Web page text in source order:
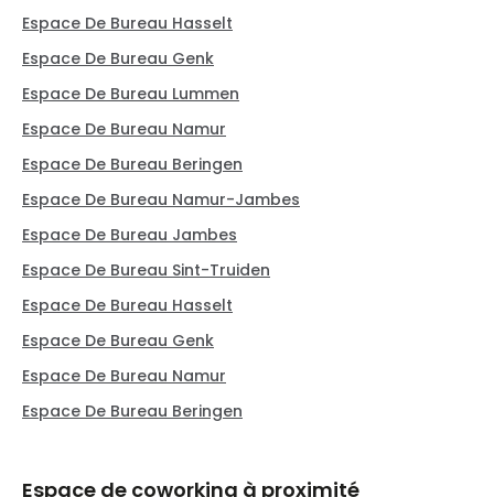
Espace De Bureau Hasselt
Espace De Bureau Genk
Espace De Bureau Lummen
Espace De Bureau Namur
Espace De Bureau Beringen
Espace De Bureau Namur-Jambes
Espace De Bureau Jambes
Espace De Bureau Sint-Truiden
Espace De Bureau Hasselt
Espace De Bureau Genk
Espace De Bureau Namur
Espace De Bureau Beringen
Espace de coworking à proximité